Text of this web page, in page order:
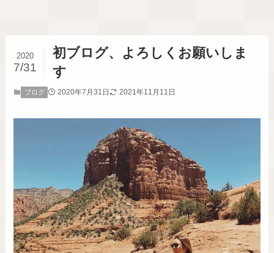
初ブログ、よろしくお願いしま
す
2020
7/31
ブログ 2020年7月31日 2021年11月11日